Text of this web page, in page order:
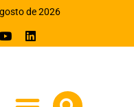
de 2026